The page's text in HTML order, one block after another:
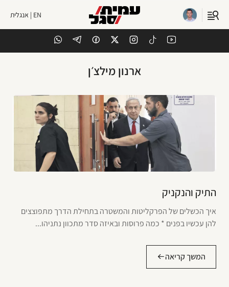
EN | אנגלית
ארנון מילצ׳ן
התיק והנקניק
איך הכשלים של הפרקליטות והמשטרה בתחילת הדרך מתפוצצים
להן עכשיו בפנים * כמה פרוסות ובאיזה סדר מתכוון נתניהו...
המשך קריאה